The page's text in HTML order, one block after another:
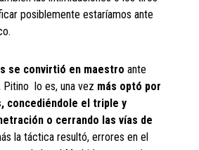
posiblemente estaríamos ante
se convirtió en maestro ante
Pitino lo es, una vez más optó por
, concediéndole el triple y
o cerrando las vías de
la táctica resultó, errores en el